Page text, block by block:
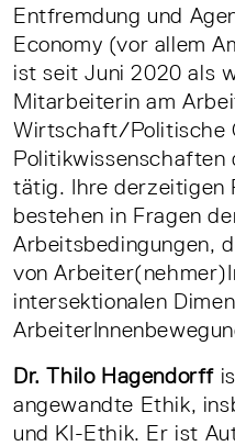
Entfremdung und
Economy (vor allem
ist seit Juni 2020 als
Mitarbeiterin am
Wirtschaft/Politische
Politikwissenschaften
tätig. Ihre derzeitigen
bestehen in Fragen
Arbeitsbedingungen,
von
intersektionalen
Dr. Thilo Hagendorff
angewandte Ethik,
und KI-Ethik. Er ist